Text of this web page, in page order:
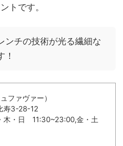
トです。
ンチの技術が光る繊細な
！
ファヴァー）
寿3-28-12
木・日 11:30~23:00,金・土